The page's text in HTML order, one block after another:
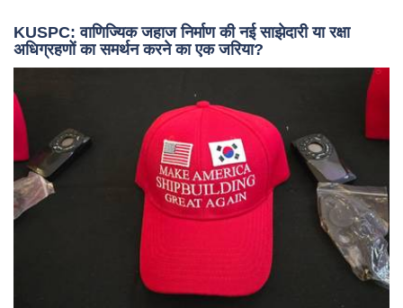
KUSPC: वाणिज्यिक जहाज निर्माण की नई साझेदारी या रक्षा
अधिग्रहणों का समर्थन करने का एक जरिया?